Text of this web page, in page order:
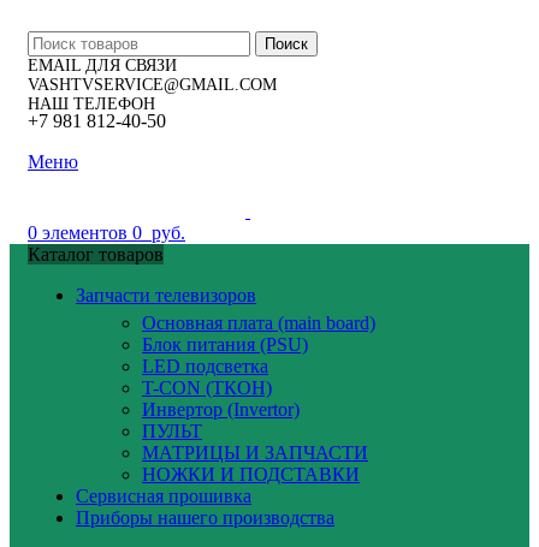
Поиск
EMAIL ДЛЯ СВЯЗИ
VASHTVSERVICE@GMAIL.COM
НАШ ТЕЛЕФОН
+7 981 812-40-50
Меню
0 элементов 0 руб.
Каталог товаров
Запчасти телевизоров
Основная плата (main board)
Блок питания (PSU)
LED подсветка
T-CON (ТКОН)
Инвертор (Invertor)
ПУЛЬТ
МАТРИЦЫ И ЗАПЧАСТИ
НОЖКИ И ПОДСТАВКИ
Сервисная прошивка
Приборы нашего производства